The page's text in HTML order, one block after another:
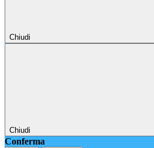
Chiudi
Chiudi
Conferma